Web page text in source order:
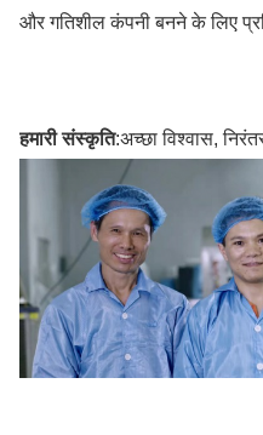
और गतिशील कंपनी बनने के लिए
हमारी संस्कृति:अच्छा विश्वास,